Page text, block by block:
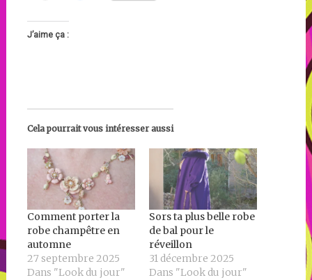
J’aime ça :
Cela pourrait vous intéresser aussi
Comment porter la
robe champêtre en
automne
27 septembre 2025
Dans "Look du jour"
Sors ta plus belle robe
de bal pour le
réveillon
31 décembre 2025
Dans "Look du jour"